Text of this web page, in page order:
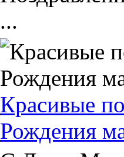
...
Красивые
Рождения